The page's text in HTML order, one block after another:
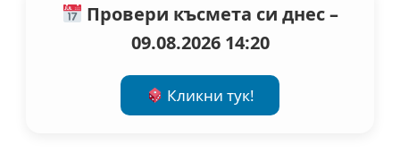
Провери късмета си днес –
09.08.2026 14:20
Кликни тук!